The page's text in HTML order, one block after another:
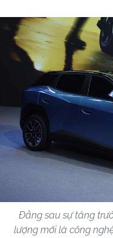
Đằng sau sự tăng
lượng mới là công